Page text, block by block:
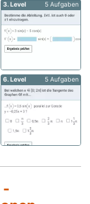
3. Level 5 Aufgaben
6. Level 5 Aufgaben
-